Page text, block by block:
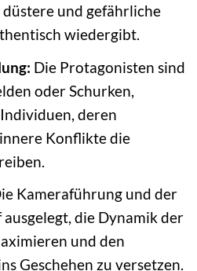
und gefährliche
wiedergibt.
Die Protagonisten sind
oder Schurken,
deren
Konflikte die
Kameraführung und der
die Dynamik der
und den
Geschehen zu versetzen.